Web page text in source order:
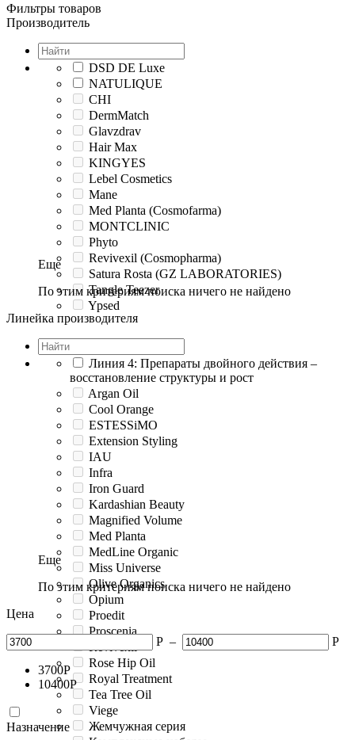
Фильтры товаров
Производитель
DSD DE Luxe
NATULIQUE
CHI
DermMatch
Glavzdrav
Hair Max
KINGYES
Lebel Cosmetics
Mane
Med Planta (Cosmofarma)
MONTCLINIC
Phyto
Revivexil (Cosmopharma)
Satura Rosta (GZ LABORATORIES)
Tangle Teezer
Ypsed
Еще
По этим критериям поиска ничего не найдено
Линейка производителя
Линия 4: Препараты двойного действия –
восстановление структуры и рост
Argan Oil
Cool Orange
ESTESSiMO
Extension Styling
IAU
Infra
Iron Guard
Kardashian Beauty
Magnified Volume
Med Planta
MedLine Organic
Miss Universe
Olive Organics
Opium
Proedit
Proscenia
Revivexil
Rose Hip Oil
Royal Treatment
Tea Tree Oil
Viege
Жемчужная серия
Еще
По этим критериям поиска ничего не найдено
Цена
Р – Р
3700Р
10400Р
Назначение